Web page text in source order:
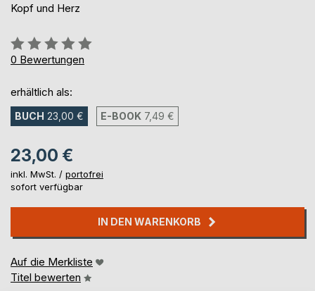
Kopf und Herz
Bewertung::
0%
0 Bewertungen
erhältlich als:
BUCH 23,00 € E-BOOK 7,49 €
23,00 €
inkl. MwSt. / portofrei
sofort verfügbar
IN DEN WARENKORB
Auf die Merkliste
Titel bewerten